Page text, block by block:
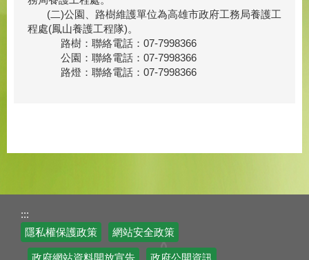
(二)公園、路樹維護單位為高雄市政府工務局養護工
程處(鳳山養護工程隊)。
路樹：聯絡電話：07-7998366
公園：聯絡電話：07-7998366
路燈：聯絡電話：07-7998366
:::
隱私權保護政策
網站安全政策
政府網站資料開放宣告 政府公開資訊